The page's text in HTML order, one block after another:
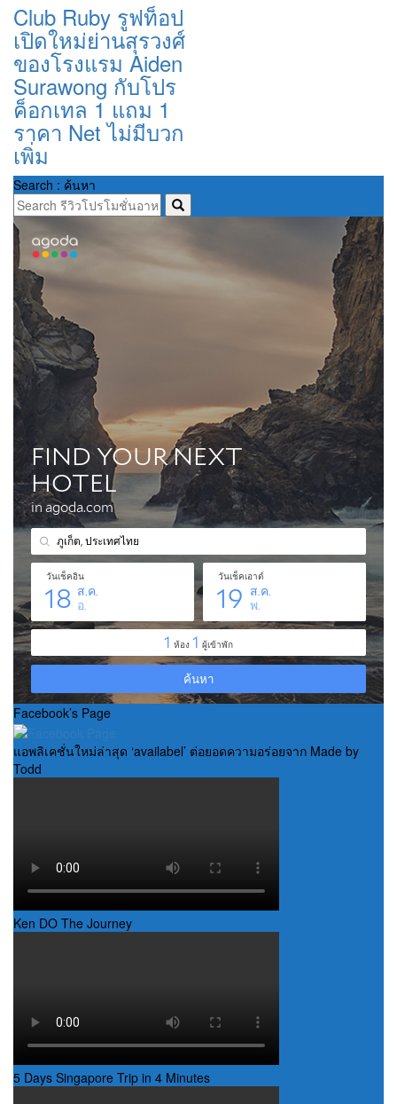
Club Ruby รูฟท็อป
เปิดใหม่ย่านสุรวงศ์
ของโรงแรม Aiden
Surawong กับโปร
ค็อกเทล 1 แถม 1
ราคา Net ไม่มีบวก
เพิ่ม
Search : ค้นหา
Facebook’s Page
แอพลิเคชั่นใหม่ล่าสุด ‘availabel’ ต่อยอดความอร่อยจาก Made by
Todd
Ken DO The Journey
5 Days Singapore Trip in 4 Minutes